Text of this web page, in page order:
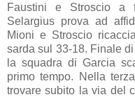
Faustini e Stroscio a
Selargius prova ad
Mioni e Stroscio
sarda sul 33-18. Finale
la squadra di Garcia
primo tempo. Nella
trovare subito la via del